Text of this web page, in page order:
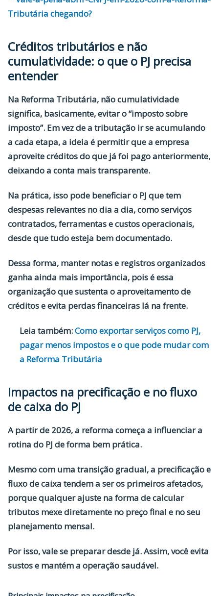
Créditos tributários e não
cumulatividade: o que o PJ precisa
entender
Na Reforma Tributária, não cumulatividade
significa, basicamente, evitar o “imposto sobre
imposto”. Em vez de a tributação ir se acumulando
a cada etapa,a ideia é permitir que a empresa
aproveite créditos do que já foi pago anteriormente,
deixando a conta mais transparente.
Na prática, isso pode beneficiar o PJ que tem
despesas relevantes no dia a dia, como serviços
contratados, ferramentas e custos operacionais,
desde que tudo esteja bem documentado.
Dessa forma, manter notas e registros organizados
ganha ainda mais importância, pois é essa
organização que sustenta o aproveitamento de
créditos e evita perdas financeiras lá na frente.
Leia também:Como exportar serviços como PJ,
pagar menos impostos e o que pode mudar com
a Reforma Tributária
Impactos na precificação e no fluxo
de caixa do PJ
A partir de 2026, a reforma começa a influenciar a
rotina do PJ de forma bem prática.
Mesmo com uma transição gradual, a precificação e
fluxo de caixa tendem a ser os primeiros afetados,
porque qualquer ajuste na forma de calcular
tributos mexe diretamente no preço final e no seu
planejamento mensal.
Por isso, vale se preparar desde já. Assim, você evita
sustos e mantém a operação saudável.